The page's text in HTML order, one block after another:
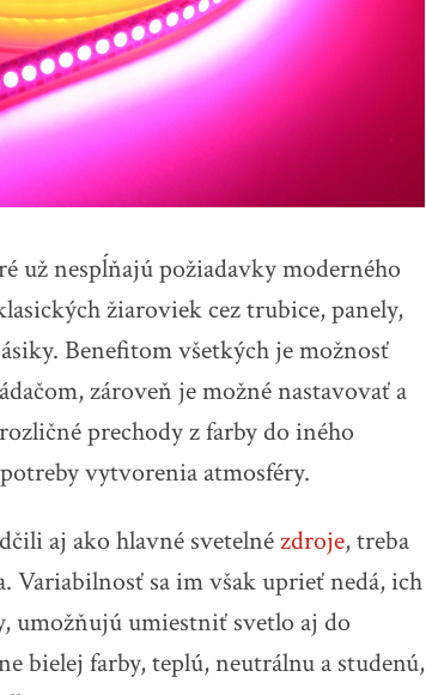
už nespĺňajú požiadavky moderného
žiaroviek cez trubice, panely,
Benefitom všetkých je možnosť
zároveň je možné nastavovať a
prechody z farby do iného
vytvorenia atmosféry.
aj ako hlavné svetelnézdroje, treba
sa im však uprieť nedá, ich
umožňujú umiestniť svetlo aj do
bielej farby, teplú, neutrálnu a studenú,